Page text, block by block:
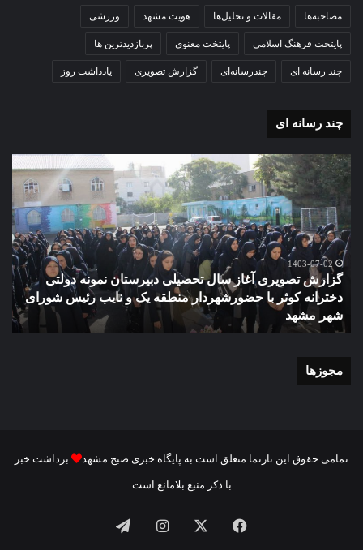
مصاحبه‌ها مقالات و تحلیل‌ها هویت مشهد ورزشی
پایتخت فرهنگ اسلامی پایتخت معنوی پربازدیدترین ها
چند رسانه ای چندرسانه‌ای گزارش تصویری یادداشت روز
چند رسانه ای
گزارش
تصویری
آغاز
سال
تحصیلی
دبیرستان
نمونه
دولتی
دخترانه
کوثر
با
1403-07-02
گزارش تصویری آغاز سال تحصیلی دبیرستان نمونه دولتی
دخترانه کوثر با حضورشهردار منطقه یک و نایب رئیس شورای
شهر مشهد
مجوزها
تمامی حقوق این تارنما متعلق است به پایگاه خبری صبح مشهد برداشت خبر
با ذکر منبع بلامانع است
فیسبوک ایکساینستاگرامتلگرام